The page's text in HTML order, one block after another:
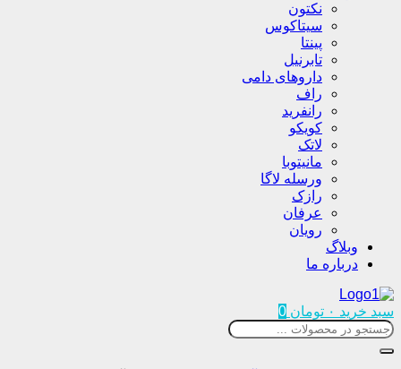
نکتون
سیتاکوس
پینتا
تابرنیل
داروهای دامی
راف
رانفرید
کویکو
لاتک
مانیتوبا
ورسله لاگا
رازک
عرفان
رویان
وبلاگ
درباره ما
سبد خرید ۰ تومان 0